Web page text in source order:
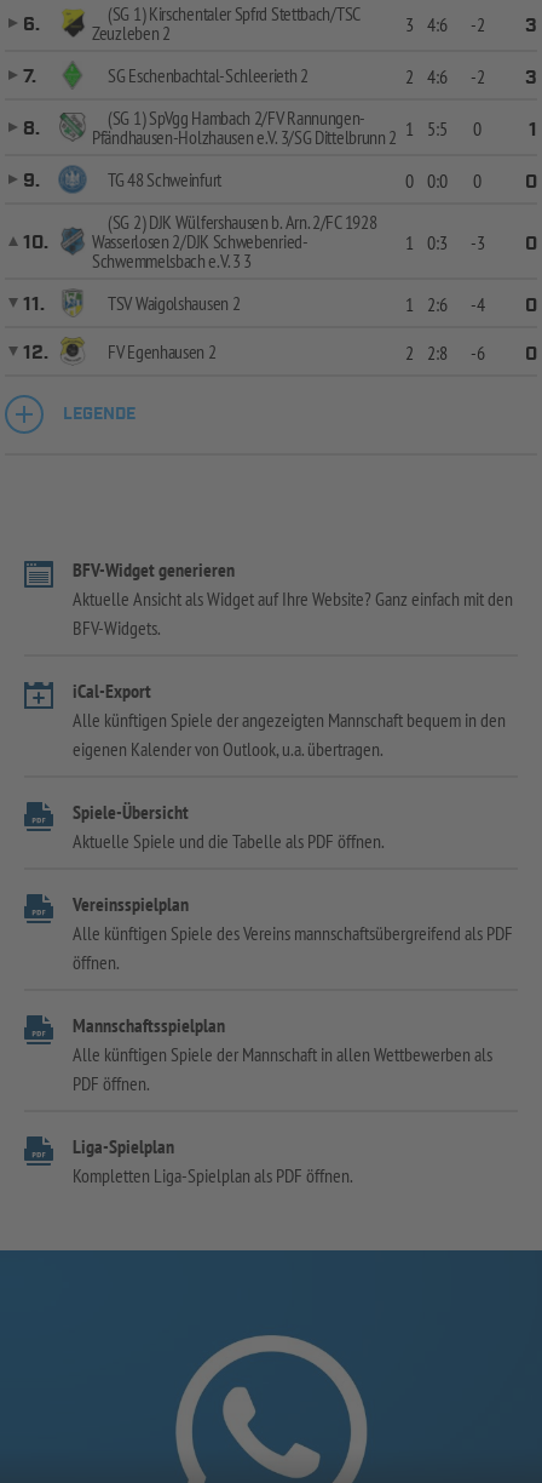
6.
(SG 1) Kirschentaler Spfrd Stettbach/TSC
Zeuzleben 2
3 4:6 -2
3
7.
SG Eschenbachtal-Schleerieth 2 2 4:6 -2
3
8.
(SG 1) SpVgg Hambach 2/FV Rannungen-
Pfändhausen-Holzhausen e.V. 3/SG Dittelbrunn 2 1 5:5 0
1
9.
TG 48 Schweinfurt 0 0:0 0 0
10.
(SG 2) DJK Wülfershausen b. Arn. 2/FC 1928
Wasserlosen 2/DJK Schwebenried-
Schwemmelsbach e.V. 3 3
1 0:3 -3 0
11. TSV Waigolshausen 2 1 2:6 -4
0
12.
FV Egenhausen 2 2 2:8 -6 0
LEGENDE
BFV-Widget generieren
Aktuelle Ansicht als Widget auf Ihre Website? Ganz einfach mit den
BFV-Widgets.
iCal-Export
Alle künftigen Spiele der angezeigten Mannschaft bequem in den
eigenen Kalender von Outlook, u.a. übertragen.
Spiele-Übersicht
Aktuelle Spiele und die Tabelle als PDF öffnen.
Vereinsspielplan
Alle künftigen Spiele des Vereins mannschaftsübergreifend als PDF
öffnen.
Mannschaftsspielplan
Alle künftigen Spiele der Mannschaft in allen Wettbewerben als
PDF öffnen.
Liga-Spielplan
Kompletten Liga-Spielplan als PDF öffnen.